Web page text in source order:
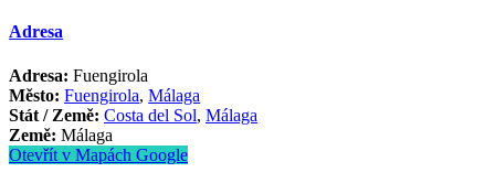
Adresa
Adresa: Fuengirola
Město: Fuengirola,Málaga
Stát / Země: Costa del Sol,Málaga
Země: Málaga
Otevřít v Mapách Google